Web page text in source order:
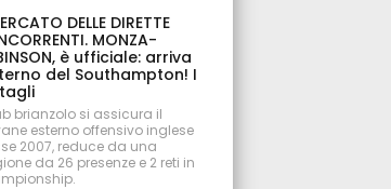
DELLE DIRETTE
MONZA-
è ufficiale: arriva
del Southampton! I
brianzolo si assicura il
esterno offensivo inglese
2007, reduce da una
da 26 presenze e 2 reti in